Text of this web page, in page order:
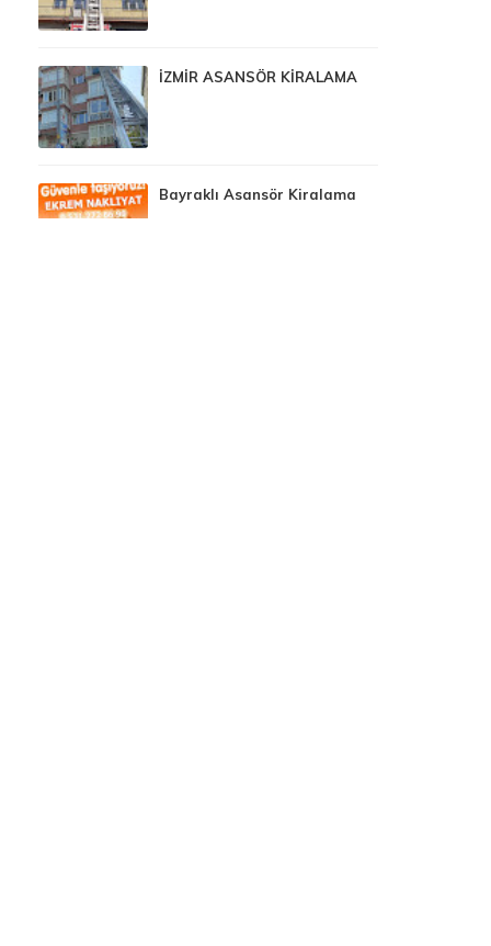
İZMİR ASANSÖR KİRALAMA
Bayraklı Asansör Kiralama